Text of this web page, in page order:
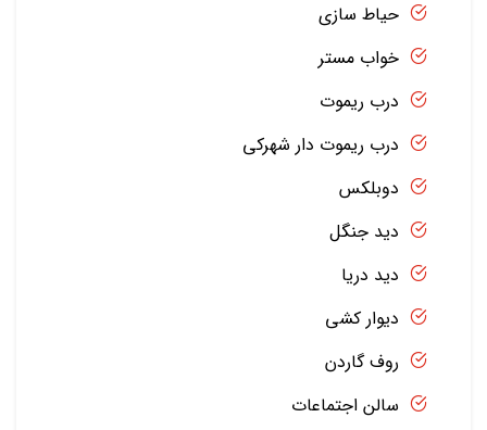
حیاط سازی
خواب مستر
درب ریموت
درب ریموت دار شهرکی
دوبلکس
دید جنگل
دید دریا
دیوار کشی
روف گاردن
سالن اجتماعات